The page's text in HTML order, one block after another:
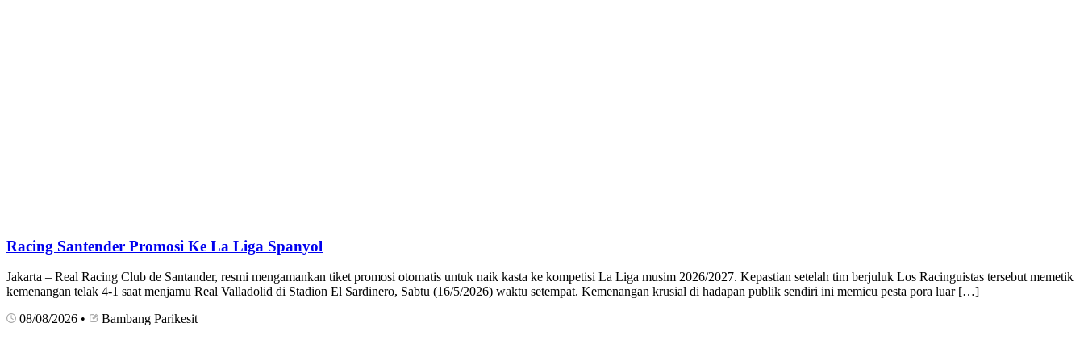
Racing Santender Promosi Ke La Liga Spanyol
Jakarta – Real Racing Club de Santander, resmi mengamankan tiket promosi otomatis untuk naik kasta ke kompetisi La Liga musim 2026/2027. Kepastian setelah tim berjuluk Los Racinguistas tersebut memetik
kemenangan telak 4-1 saat menjamu Real Valladolid di Stadion El Sardinero, Sabtu (16/5/2026) waktu setempat. Kemenangan krusial di hadapan publik sendiri ini memicu pesta pora luar […]
08/08/2026 • Bambang Parikesit